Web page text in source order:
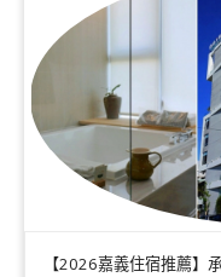
【2026嘉義住宿推薦】